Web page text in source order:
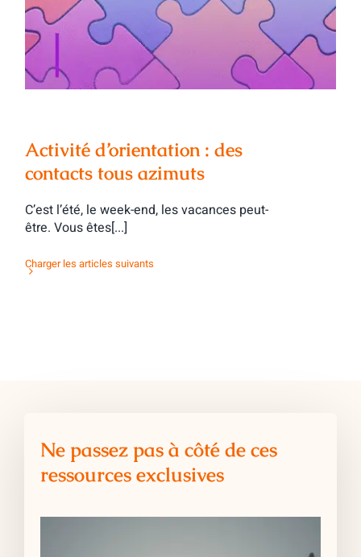
azimuts
Activité d’orientation : des
contacts tous azimuts
C’est l’été, le week-end, les vacances peut-
être. Vous êtes[...]
Charger les articles suivants
Ne passez pas à côté de ces
ressources exclusives